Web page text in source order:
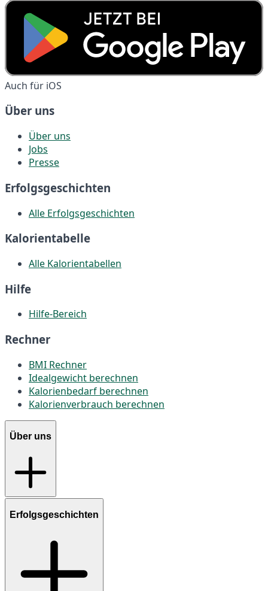
Auch für iOS
Über uns
Über uns
Jobs
Presse
Erfolgsgeschichten
Alle Erfolgsgeschichten
Kalorientabelle
Alle Kalorientabellen
Hilfe
Hilfe-Bereich
Rechner
BMI Rechner
Idealgewicht berechnen
Kalorienbedarf berechnen
Kalorienverbrauch berechnen
Über uns
Erfolgsgeschichten